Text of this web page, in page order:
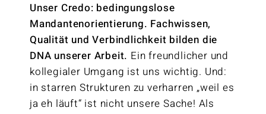
Unser Credo: bedingungslose
Mandantenorientierung. Fachwissen,
Qualität und Verbind­lichkeit bilden die
DNA unserer Arbeit. Ein freundlicher und
kollegialer Umgang ist uns wichtig. Und:
in starren Strukturen zu verharren„weil es
ja eh läuft“ ist nicht unsere Sache! Als